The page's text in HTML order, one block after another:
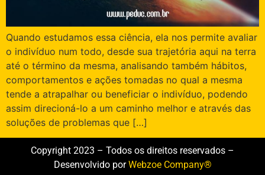
Quando estudamos essa ciência, ela nos permite avaliar
o indivíduo num todo, desde sua trajetória aqui na terra
até o término da mesma, analisando também hábitos,
comportamentos e ações tomadas no qual a mesma
tende a atrapalhar ou beneficiar o indivíduo, podendo
assim direcioná-lo a um caminho melhor e através das
soluções de problemas que […]
Copyright 2023 – Todos os direitos reservados –
Desenvolvido porWebzoe Company®